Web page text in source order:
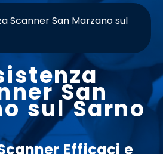
Scanner San Marzano sul
San
sul Sarno
Efficaci e